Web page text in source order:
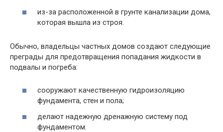
из-за расположенной в грунте канализации дома,
которая вышла из строя.
Обычно, владельцы частных домов создают следующие
преграды для предотвращения попадания жидкости в
подвалы и погреба:
сооружают качественную гидроизоляцию
фундамента, стен и пола;
делают надежную дренажную систему под
фундаментом.